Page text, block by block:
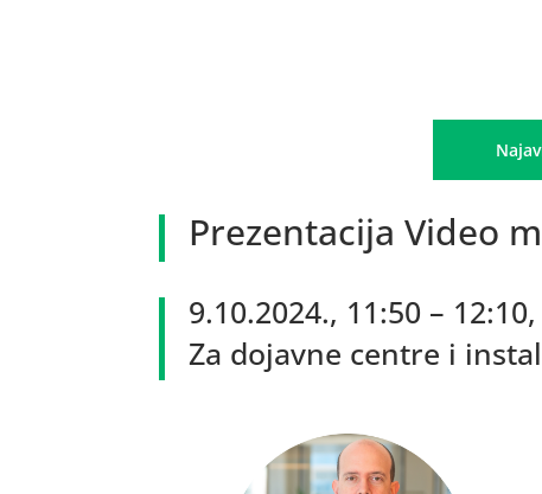
Prezentacija Video
9.10.2024., 11:50 –
Za dojavne centre i